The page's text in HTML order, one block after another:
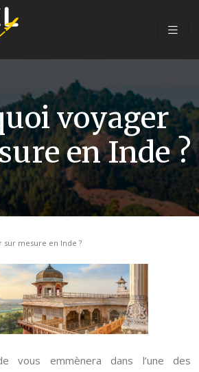
voyager
en Inde ?
sur mesure en Inde ?
vous emmènera dans l’une des